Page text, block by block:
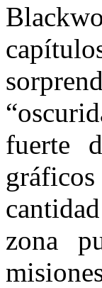
fuerte
zona